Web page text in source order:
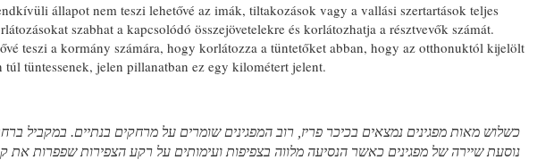
állapot nem teszi lehetővé az imák, tiltakozások vagy a vallási szertartások teljes
szabhat a kapcsolódó összejövetelekre és korlátozhatja a résztvevők számát.
teszi a kormány számára, hogy korlátozza a tüntetőket abban, hogy az otthonuktól kijelölt
túl tüntessenek, jelen pillanatban ez egy kilométert jelent.
כשלוש מאות מפגינים נמצאים בכיכר פריז, רוב המפגינים שומרים על מרחקים בנתיים. במקביל
נוסעת שיירה של מפגינים כאשר הנסיעה מלווה בצפיפות ועימותים על רקע הצפירות שפפרות